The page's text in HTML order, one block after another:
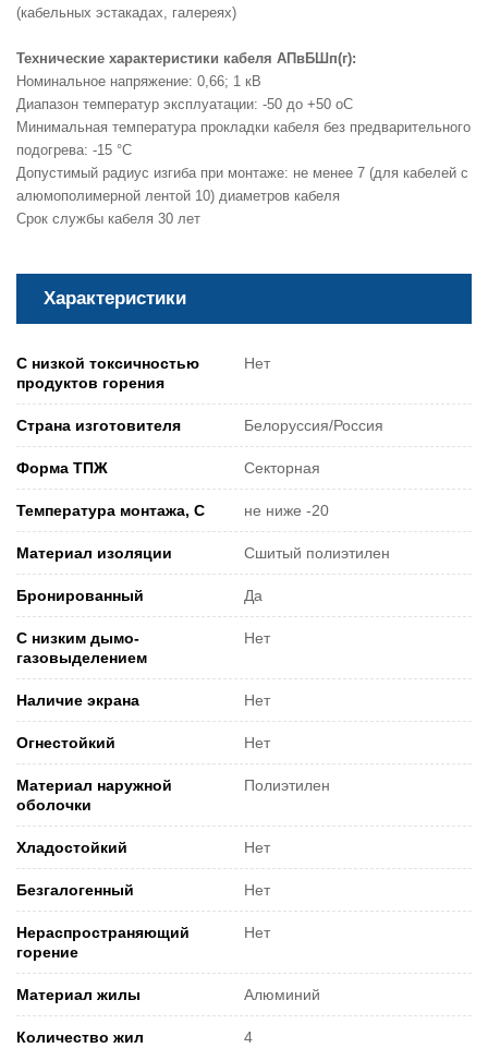
(кабельных эстакадах, галереях)
Технические характеристики кабеля АПвБШп(г):
Номинальное напряжение: 0,66; 1 кВ
Диапазон температур эксплуатации: -50 до +50 оС
Минимальная температура прокладки кабеля без предварительного
подогрева: -15 °С
Допустимый радиус изгиба при монтаже: не менее 7 (для кабелей с
алюмополимерной лентой 10) диаметров кабеля
Срок службы кабеля 30 лет
Характеристики
С низкой токсичностью
продуктов горения
Нет
Страна изготовителя Белоруссия/Россия
Форма ТПЖ Секторная
Температура монтажа, С не ниже -20
Материал изоляции Сшитый полиэтилен
Бронированный Да
С низким дымо-
газовыделением
Нет
Наличие экрана Нет
Огнестойкий Нет
Материал наружной
оболочки
Полиэтилен
Хладостойкий Нет
Безгалогенный Нет
Нераспространяющий
горение
Нет
Материал жилы Алюминий
Количество жил 4